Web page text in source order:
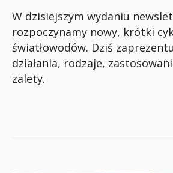
W dzisiejszym wydaniu
rozpoczynamy nowy, krótki
światłowodów. Dziś
działania, rodzaje,
zalety.